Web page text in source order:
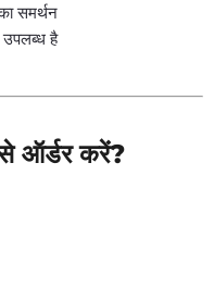
समर्थन
उपलब्ध है
ऑर्डर करें?